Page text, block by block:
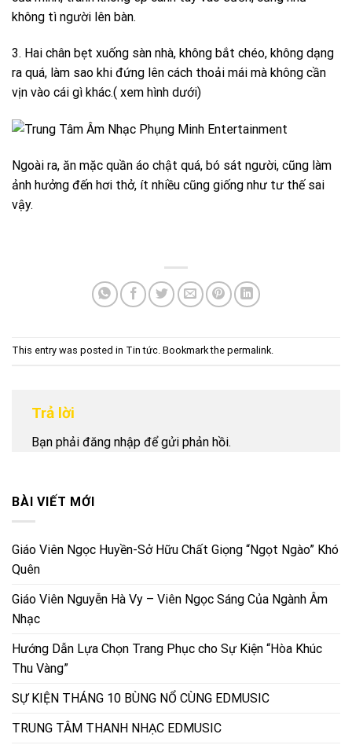
không tì người lên bàn.
3. Hai chân bẹt xuống sàn nhà, không bắt chéo, không dạng
ra quá, làm sao khi đứng lên cách thoải mái mà không cần
vịn vào cái gì khác.( xem hình dưới)
Ngoài ra, ăn mặc quần áo chật quá, bó sát người, cũng làm
ảnh hưởng đến hơi thở, ít nhiều cũng giống như tư thế sai
vậy.
This entry was posted in Tin tức . Bookmark the permalink
Trả lời
Bạn phải đăng nhập để gửi phản hồi.
BÀI VIẾT MỚI
Giáo Viên Ngọc Huyền-Sở Hữu Chất Giọng “Ngọt Ngào” Khó
Quên
Giáo Viên Nguyễn Hà Vy – Viên Ngọc Sáng Của Ngành Âm
Nhạc
Hướng Dẫn Lựa Chọn Trang Phục cho Sự Kiện “Hòa Khúc
Thu Vàng”
SỰ KIỆN THÁNG 10 BÙNG NỔ CÙNG EDMUSIC
TRUNG TÂM THANH NHẠC EDMUSIC